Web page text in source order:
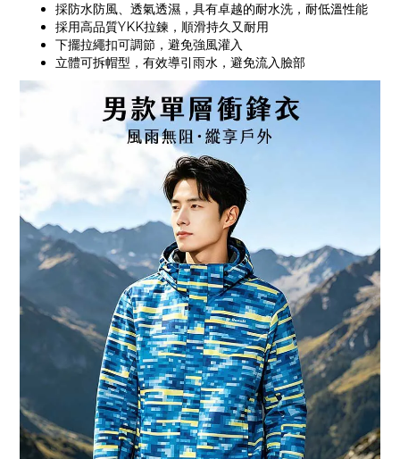
採防水防風、透氣透濕，具有卓越的耐水洗，耐低溫性能
採用高品質YKK拉鍊，順滑持久又耐用
下擺拉繩扣可調節，避免強風灌入
立體可拆帽型，有效導引雨水，避免流入臉部